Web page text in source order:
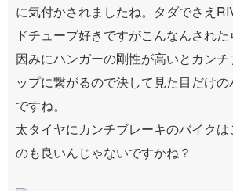
に気付かされましたね。タダでさえ
ドチューブ好きですがこんなんされた
因みにハンガーの剛性が高いとカン
ップに繋がるので決して見た目だけ
ですね。
太タイヤにカンチブレーキのバイク
のも良いんじゃないですかね？